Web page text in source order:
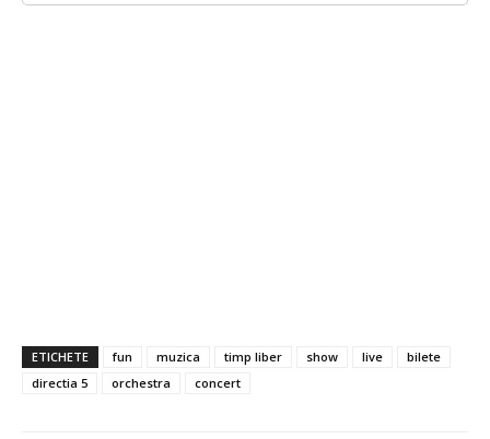
ETICHETE fun muzica timp liber show live
bilete
directia 5
orchestra concert